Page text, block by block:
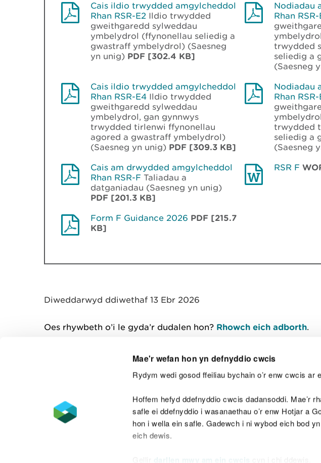
Mae'r wefan hon yn defnyddio cwcis
Rydym wedi gosod ffeiliau bychain o’r enw cwcis ar
Hoffem hefyd ddefnyddio cwcis dadansoddi. Mae’r
safle ei ddefnyddio i wasanaethau o’r enw Hotjar a
hon i wella ein safle. Gadewch i ni wybod eich bod
eich dewis.
darllen mwy am ein cwcis
Cais ildio trwydded amgylcheddol
Rhan RSR-E2 Ildio trwydded
gweithgaredd sylweddau
ymbelydrol (ffynonellau seliedig a
gwastraff ymbelydrol) (Saesneg
yn unig) PDF [302.4 KB]
Nodiadau
Rhan RSR-
trwydded
seliedig a
(Saesneg
Cais ildio trwydded amgylcheddol
Rhan RSR-E4 Ildio trwydded
gweithgaredd sylweddau
ymbelydrol, gan gynnwys
trwydded tirlenwi ffynonellau
agored a gwastraff ymbelydrol)
(Saesneg yn unig) PDF [309.3 KB]
Nodiadau
Rhan
trwydded
seliedig a
(Saesneg
Cais am drwydded amgylcheddol
Rhan RSR-F Taliadau a
datganiadau (Saesneg yn unig)
PDF [201.3 KB]
RSR F
Form F Guidance 2026 PDF [215.7
KB]
Diweddarwyd ddiwethaf 13 Ebr 2026
Oes rhywbeth o’i le gyda’r dudalen hon? Rhowch eich adborth.
Datganiad hygyrchedd Safonau'r Gymraeg